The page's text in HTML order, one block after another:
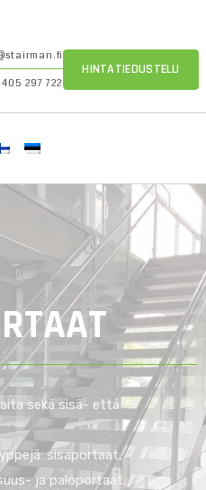
297 722
HINTATIEDUSTELU
sekä sisä- että
sisäportaat,
ja paloportaat.